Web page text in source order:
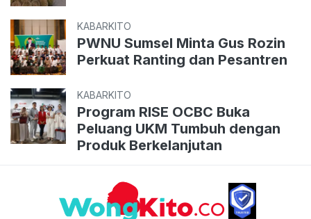
KABARKITO
PWNU Sumsel Minta Gus Rozin
Perkuat Ranting dan Pesantren
KABARKITO
Program RISE OCBC Buka
Peluang UKM Tumbuh dengan
Produk Berkelanjutan